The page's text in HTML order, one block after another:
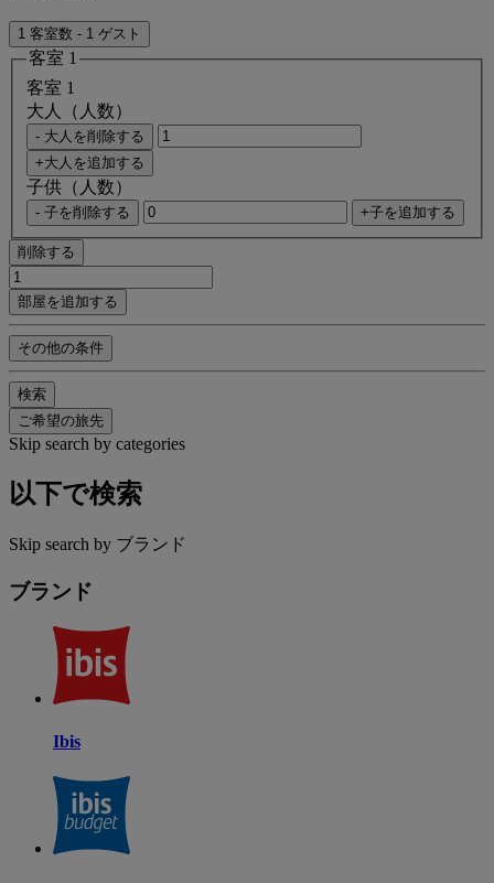
1 客室数 - 1 ゲスト
客室 1
客室 1
大人（人数）
- 大人を削除する
+大人を追加する
子供（人数）
- 子を削除する +子を追加する
削除する
部屋を追加する
その他の条件
検索
ご希望の旅先
Skip search by categories
以下で検索
Skip search by ブランド
ブランド
Ibis